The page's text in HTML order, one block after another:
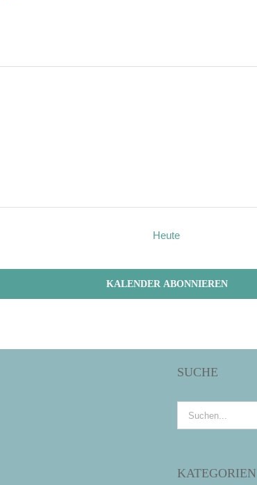
Heute
KALENDER ABONNIEREN
SUCHE
Suche
nach:
KATEGORIEN